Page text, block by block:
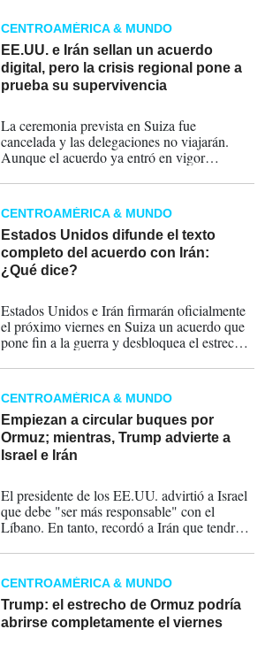
CENTROAMÉRICA & MUNDO
EE.UU. e Irán sellan un acuerdo
digital, pero la crisis regional pone a
prueba su supervivencia
La ceremonia prevista en Suiza fue
cancelada y las delegaciones no viajarán.
Aunque el acuerdo ya entró en vigor
sobre sanciones, el programa nuclear iraní y
la ofensiva israelí en Líbano amenazan con
convertir el entendimiento en una tregua de
corto alcance.
CENTROAMÉRICA & MUNDO
Estados Unidos difunde el texto
completo del acuerdo con Irán:
¿Qué dice?
Estados Unidos e Irán firmarán oficialmente
el próximo viernes en Suiza un acuerdo que
pone fin a la guerra y desbloquea el estrecho
negociaciones sobre el programa nuclear
iraní.
CENTROAMÉRICA & MUNDO
Empiezan a circular buques por
Ormuz; mientras, Trump advierte a
Israel e Irán
El presidente de los EE.UU. advirtió a Israel
que debe "ser más responsable" con el
Líbano. En tanto, recordó a Irán que tendrá
nucleares.
CENTROAMÉRICA & MUNDO
Trump: el estrecho de Ormuz podría
abrirse completamente el viernes